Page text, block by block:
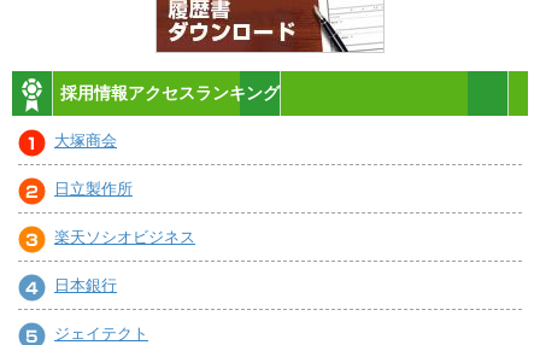
採用情報アクセスランキング
大塚商会
日立製作所
楽天ソシオビジネス
日本銀行
ジェイテクト